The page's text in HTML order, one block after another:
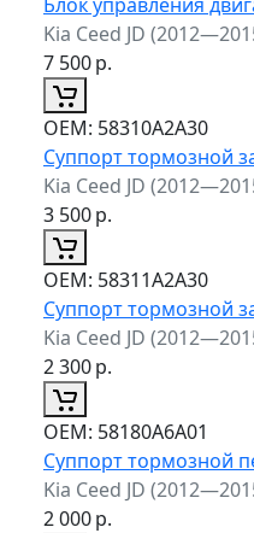
Kia Ceed JD
7 500р.
ОЕМ: 58310A2A30
Суппорт тормозной
Kia Ceed JD
3 500р.
ОЕМ: 58311A2A30
Суппорт тормозной
Kia Ceed JD
2 300р.
ОЕМ: 58180A6A01
Суппорт тормозной
Kia Ceed JD
2 000р.